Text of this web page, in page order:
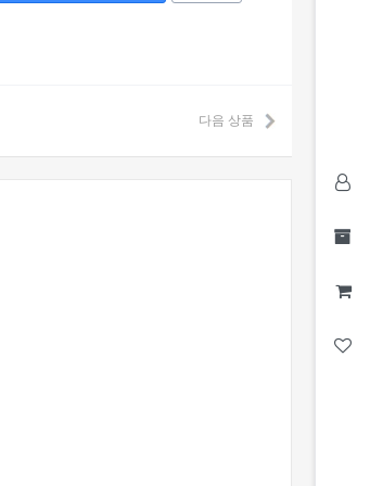
다음 상품